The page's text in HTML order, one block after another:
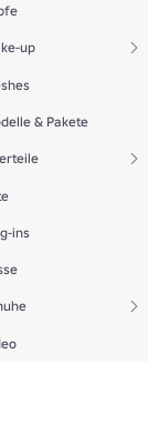
up
& Pakete
ins